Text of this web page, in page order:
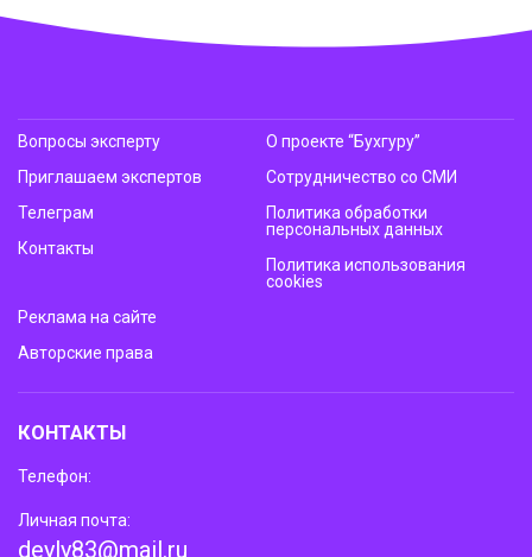
Вопросы эксперту
Приглашаем экспертов
Телеграм
Контакты
О проекте “Бухгуру”
Сотрудничество со СМИ
Политика обработки
персональных данных
Политика использования
cookies
Реклама на сайте
Авторские права
КОНТАКТЫ
Телефон:
Личная почта:
deyly83@mail.ru